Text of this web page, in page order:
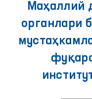
Маҳаллий
органлари